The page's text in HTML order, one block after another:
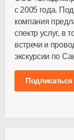
с 2005 года.
компания
спектр услуг, в
встречи и
экскурсии по
Подписаться